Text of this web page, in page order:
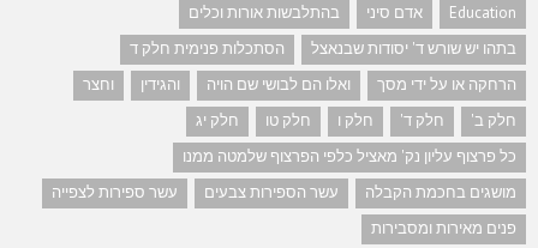
Education אדם סיני
בהתלבשות אורות וכלים
בתהו יש שורש ד' יסודות שבנאצל
הסתכלות פנימית חלק ד
הרחקה או על ידי מסך
ואלו הם לבושי שם הויה והגידין
וחצר
חלק ב'
חלק ד' חלק ו חלק טו
חלק יג
כל פרצוף עליון נק' מאציל כלפי הפרצוף שלמטה ממנו
מושגים בחכמת הקבלה
עשר הספירות צבעים
עשר ספירות לצפייה
פנים מאירות ומסבירות